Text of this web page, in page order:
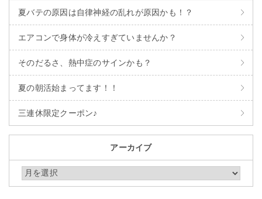
夏バテの原因は自律神経の乱れが原因かも！？
エアコンで身体が冷えすぎていませんか？
そのだるさ、熱中症のサインかも？
夏の朝活始まってます！！
三連休限定クーポン♪
アーカイブ
アーカイブ